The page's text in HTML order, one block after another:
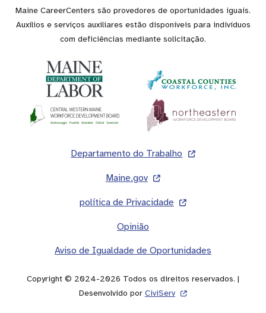
Maine CareerCenters são provedores de oportunidades iguais.
Auxílios e serviços auxiliares estão disponíveis para indivíduos
com deficiências mediante solicitação.
Departamento do Trabalho
Maine.gov
política de Privacidade
Opinião
Aviso de Igualdade de Oportunidades
Copyright © 2024-2026 Todos os direitos reservados. |
Desenvolvido por CiviServ